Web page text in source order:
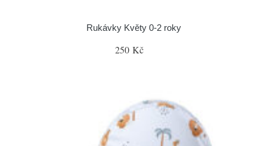
Rukávky Květy 0-2 roky
250 Kč